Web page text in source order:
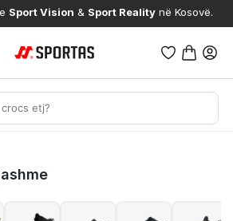
Sport Vision & Sport Reality në Kosovë.